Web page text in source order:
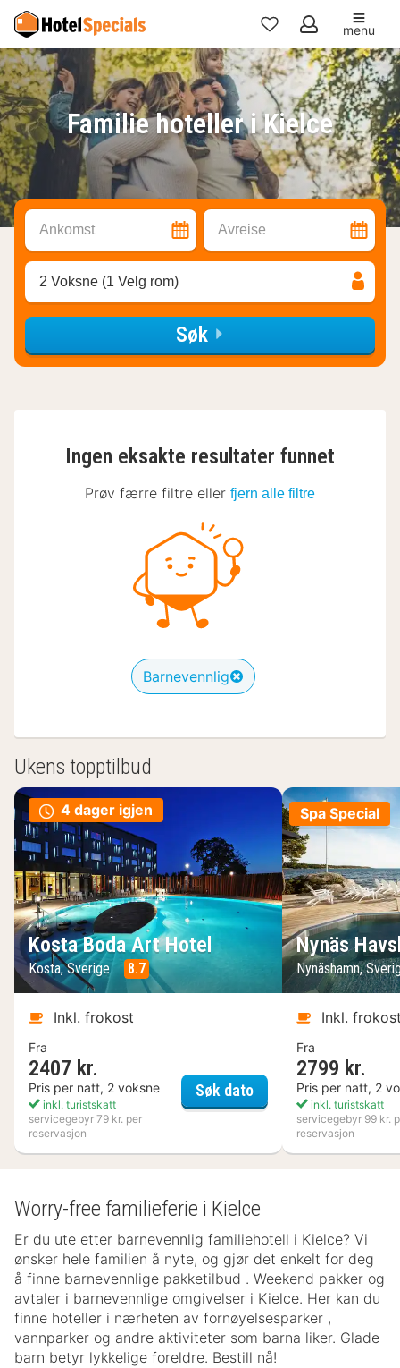
Mine
favoritter
menu
Familie hoteller i Kielce
Ankomst Avreise
2 Voksne (1 Velg rom)
Søk
Ingen eksakte resultater funnet
Prøv færre filtre eller fjern alle filtre
Barnevennlig
Ukens topptilbud
4 dager igjen
Kosta Boda Art Hotel
Kosta, Sverige 8.7
Inkl. frokost
Fra
2407 kr.
Pris per natt, 2 voksne
inkl. turistskatt
servicegebyr 79 kr. per
reservasjon
Søk datoKosta Boda Art Hotel
Spa Special
Nynäs
Nynäshamn,
Inkl.
Fra
2799 kr.
Pris per natt, 2
inkl. turistskatt
servicegebyr 99 kr.
reservasjon
Worry-free familieferie i Kielce
Er du ute etter barnevennlig familiehotell i Kielce? Vi
ønsker hele familien å nyte, og gjør det enkelt for deg
å finne barnevennlige pakketilbud . Weekend pakker og
avtaler i barnevennlige omgivelser i Kielce. Her kan du
finne hoteller i nærheten av fornøyelsesparker ,
vannparker og andre aktiviteter som barna liker. Glade
barn betyr lykkelige foreldre. Bestill nå!